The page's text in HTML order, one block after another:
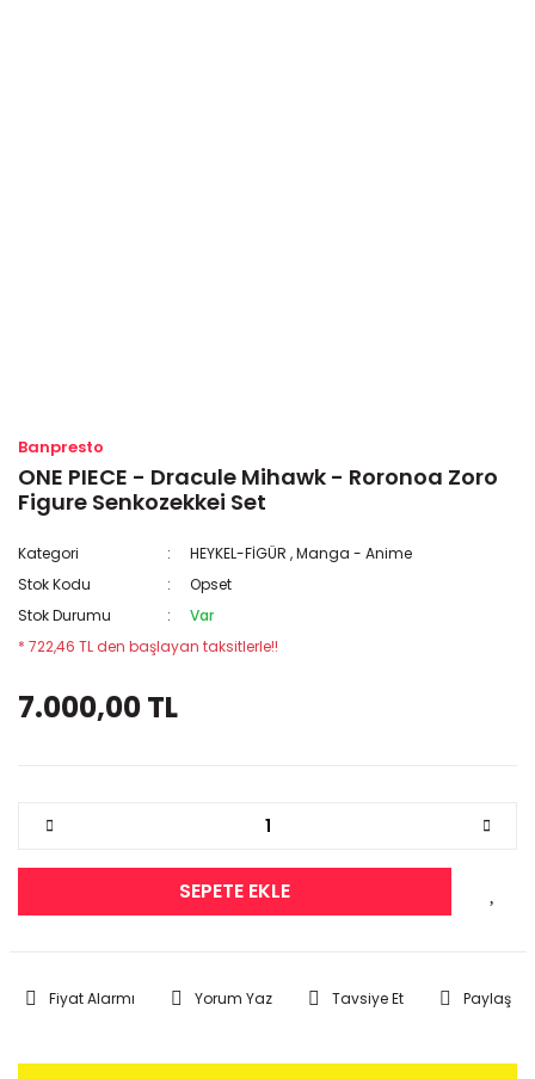
Banpresto
ONE PIECE - Dracule Mihawk - Roronoa Zoro
Figure Senkozekkei Set
Kategori HEYKEL-FİGÜR ,Manga - Anime
Stok Kodu
Opset
Stok Durumu
Var
* 722,46 TL den başlayan taksitlerle!!
7.000,00 TL
SEPETE EKLE
Fiyat Alarmı Yorum Yaz Tavsiye Et Paylaş